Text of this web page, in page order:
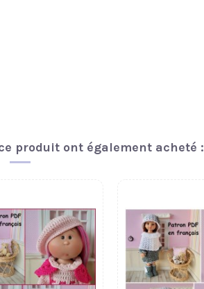
produit ont également acheté :